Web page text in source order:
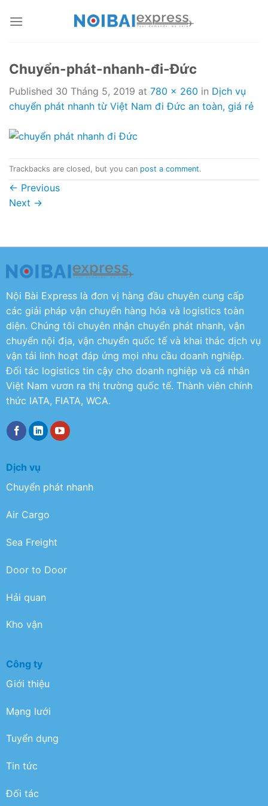
Chuyển-phát-nhanh-đi-Đức
Published 30 Tháng 5, 2019 at 780 × 260 in Dịch vụ
chuyển phát nhanh từ Việt Nam đi Đức an toàn, giá rẻ
Trackbacks are closed, but you can post a comment.
← Previous
Next →
Nội Bài Express là đơn vị hàng đầu chuyên cung cấp
các giải pháp vận chuyển hàng hóa và logistics toàn
diện. Chúng tôi chuyên nhận chuyển phát nhanh, vận
chuyển nội địa, vận chuyển quốc tế và khai thác dịch vụ
vận tải linh hoạt đáp ứng mọi nhu cầu doanh nghiệp.
Đối tác logistics tin cậy cho doanh nghiệp và cá nhân
Việt Nam vươn ra thị trường quốc tế. Thành viên chính
thức IATA, FIATA, WCA.
Dịch vụ
Chuyển phát nhanh
Air Cargo
Sea Freight
Door to Door
Hải quan
Kho vận
Công ty
Giới thiệu
Mạng lưới
Tuyển dụng
Tin tức
Đối tác